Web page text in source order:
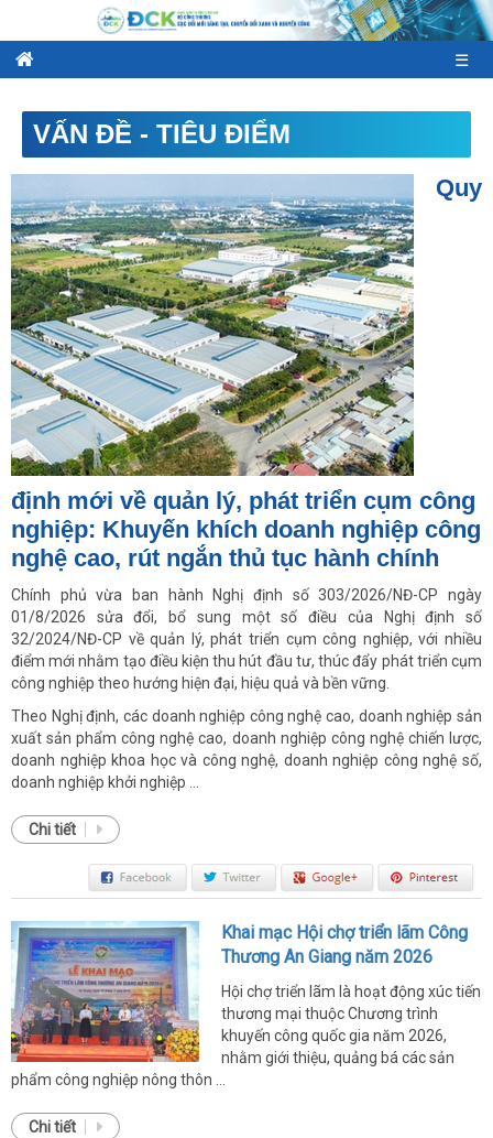
☰
VẤN ĐỀ - TIÊU ĐIỂM
Quy
định mới về quản lý, phát triển cụm công
nghiệp: Khuyến khích doanh nghiệp công
nghệ cao, rút ngắn thủ tục hành chính
Chính phủ vừa ban hành Nghị định số 303/2026/NĐ-CP ngày
01/8/2026 sửa đổi, bổ sung một số điều của Nghị định số
32/2024/NĐ-CP về quản lý, phát triển cụm công nghiệp, với nhiều
điểm mới nhằm tạo điều kiện thu hút đầu tư, thúc đẩy phát triển cụm
công nghiệp theo hướng hiện đại, hiệu quả và bền vững.
Theo Nghị định, các doanh nghiệp công nghệ cao, doanh nghiệp sản
xuất sản phẩm công nghệ cao, doanh nghiệp công nghệ chiến lược,
doanh nghiệp khoa học và công nghệ, doanh nghiệp công nghệ số,
doanh nghiệp khởi nghiệp ...
Chi tiết
Khai mạc Hội chợ triển lãm Công
Thương An Giang năm 2026
Hội chợ triển lãm là hoạt động xúc tiến
thương mại thuộc Chương trình
khuyến công quốc gia năm 2026,
nhằm giới thiệu, quảng bá các sản
phẩm công nghiệp nông thôn ...
Chi tiết